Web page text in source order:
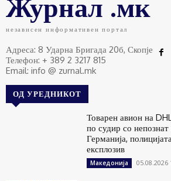
независен информативен портал
Адреса: 8 Ударна Бригада 20б, Скопје
Телефон: + 389 2 3217 815
Email: info @ zurnal.mk
ОД УРЕДНИКОТ
Товарен авион на
по судир со непознат
Германија,
експлозив
Македонија 05.08.2026